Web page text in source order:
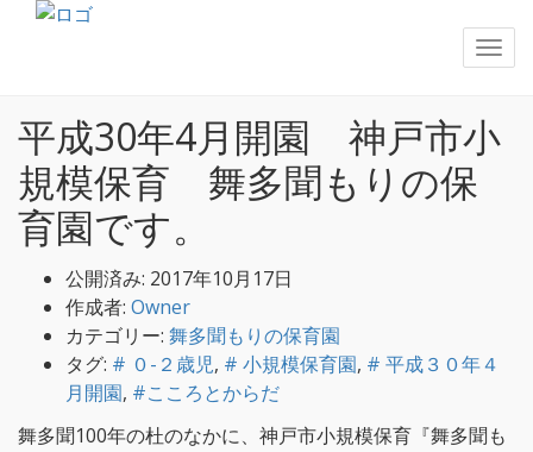
「舞多聞100年の杜」とは
平成30年4月開園 神戸市小
平成30年4月開園 神戸市小
規模保育 舞多聞もりの保
育園です。
公開済み: 2017年10月17日
作成者: Owner
カテゴリー: 舞多聞もりの保育園
タグ: # ０-２歳児, # 小規模保育園, # 平成３０年４
月開園, #こころとからだ
舞多聞100年の杜のなかに、神戸市小規模保育『舞多聞も